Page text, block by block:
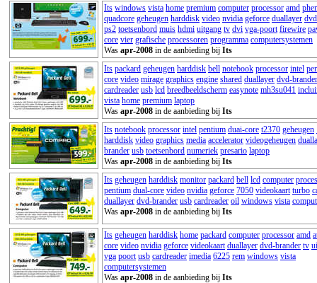
Its windows vista home premium computer processor amd
quadcore geheugen harddisk video nvidia geforce duallayer
ps2 toetsenbord muis hdmi uitgang tv dvi vga-poort firewire
core vier grafische processoren programma computersystemen
Was apr-2008 in de aanbieding bij Its
Its packard geheugen harddisk bell notebook processor intel
core video mirage graphics engine shared duallayer dvd-brander
cardreader usb lcd breedbeeldscherm easynote mh3su041
vista home premium laptop
Was apr-2008 in de aanbieding bij Its
Its notebook processor intel pentium duai-core t2370 geheugen
harddisk video graphics media accelerator videogeheugen
brander usb toetsenbord numeriek presario laptop
Was apr-2008 in de aanbieding bij Its
Its geheugen harddisk monitor packard bell lcd computer
pentium dual-core video nvidia geforce 7050 videokaart turbo
duallayer dvd-brander usb cardreader oil windows vista
Was apr-2008 in de aanbieding bij Its
Its geheugen harddisk home packard computer processor amd
core video nvidia geforce videokaart duallayer dvd-brander tv
vga poort usb cardreader imedia 6225 rem windows vista
computersystemen
Was apr-2008 in de aanbieding bij Its